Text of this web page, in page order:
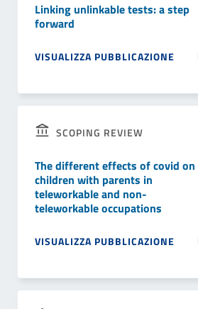
Linking unlinkable tests: a step
forward
VISUALIZZA PUBBLICAZIONE
SCOPING REVIEW
The different effects of covid on
children with parents in
teleworkable and non-
teleworkable occupations
VISUALIZZA PUBBLICAZIONE